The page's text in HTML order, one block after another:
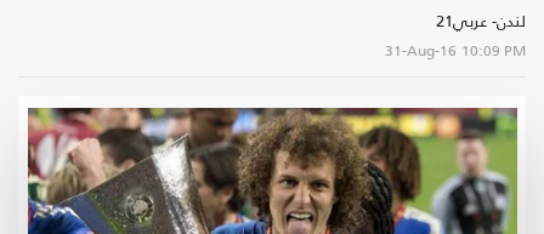
لندن- عربي21
31-Aug-16 10:09 PM